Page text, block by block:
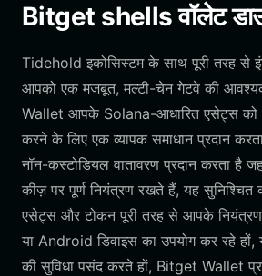
Bitget shells वॉलेट
Tidehold इकोसिस्टम के साथ पूरी तरह से
आपको एक मजबूत, मल्टी-चेन गेटवे की
Wallet आपके Solana-आधारित एसेट्स को
करने के लिए एक व्यापक समाधान प्रदान
नॉन-कस्टोडियल वातावरण प्रदान करता है
कीज़ पर पूर्ण नियंत्रण रखते हैं, यह
एसेट्स और टोकन पूरी तरह से आपके
या Android डिवाइस का उपयोग कर रहे हों,
की सुविधा पसंद करते हों, Bitget Wallet